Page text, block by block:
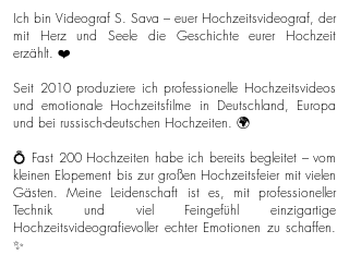
Ich bin Videograf S. Sava – euer Hochzeitsvideograf, der
mit Herz und Seele die Geschichte eurer Hochzeit
erzählt. ❤️
Seit 2010 produziere ich professionelle Hochzeitsvideos
und emotionale Hochzeitsfilme in Deutschland, Europa
und bei russisch-deutschen Hochzeiten. 🌍
💍 Fast 200 Hochzeiten habe ich bereits begleitet – vom
kleinen Elopement bis zur großen Hochzeitsfeier mit vielen
Gästen. Meine Leidenschaft ist es, mit professioneller
Technik und viel Feingefühl einzigartige
Hochzeitsvideografievoller echter Emotionen zu schaffen.
✨